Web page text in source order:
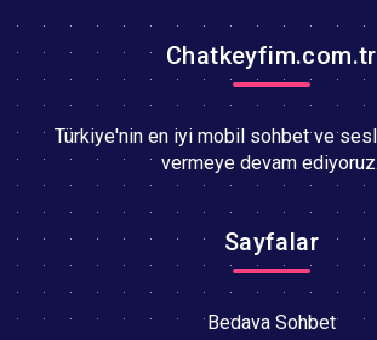
Chatkeyfim.com.tr
Türkiye'nin en iyi mobil sohbet ve
vermeye devam
Sayfalar
Bedava Sohbet